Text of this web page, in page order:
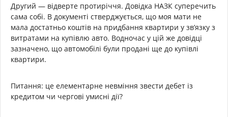
Другий — відверте протиріччя. Довідка НАЗК суперечить
сама собі. В документі стверджується, що моя мати не
мала достатньо коштів на придбання квартири у зв’язку з
витратами на купівлю авто. Водночас у цій же довідці
зазначено, що автомобілі були продані ще до купівлі
квартири.
Питання: це елементарне невміння звести дебет із
кредитом чи чергові умисні дії?